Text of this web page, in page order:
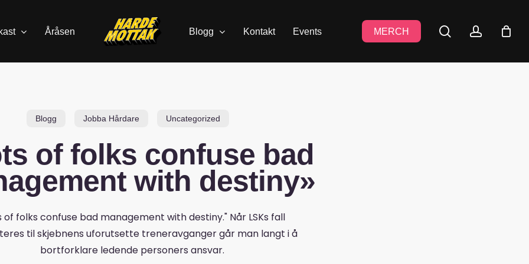
Åråsen Blogg Kontakt Events MERCH search
Blogg Jobba Hårdare Uncategorized
of folks confuse bad
with destiny»
of folks confuse bad management with destiny." Når LSKs fall
til skjebnens uforutsette treneravganger går man langt i å
bortforklare ledende personers ansvar.